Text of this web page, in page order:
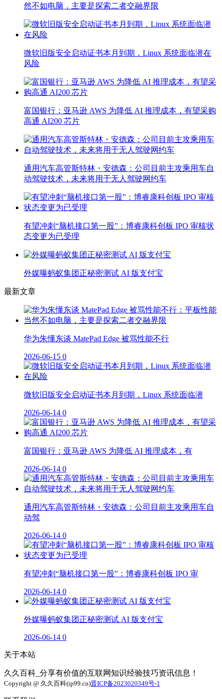
然不如电脑，主要是探索二者交融界限
微软旧版安全启动证书本月到期，Linux 系统面临潜在
风险
富国银行：亚马逊 AWS 为降低 AI 推理成本，有望采购
高通 AI200 芯片
通用汽车高管斯特林・安德森：公司目前主攻乘用车自
动驾驶技术，未来将用于无人驾驶网约车
有望冲刺“脑机接口第一股”：博睿康科创板 IPO 审核状
态变更为已受理
外媒曝蚂蚁集团正秘密测试 AI 版支付宝
最新文章
华为朱懂东谈 MatePad Edge 被骂性能不行
2026-06-15 0
微软旧版安全启动证书本月到期，Linux 系统面临潜
2026-06-14 0
富国银行：亚马逊 AWS 为降低 AI 推理成本，有
2026-06-14 0
通用汽车高管斯特林・安德森：公司目前主攻乘用车自
动驾
2026-06-14 0
有望冲刺“脑机接口第一股”：博睿康科创板 IPO 审
2026-06-14 0
外媒曝蚂蚁集团正秘密测试 AI 版支付宝
2026-06-14 0
关于本站
久久百科_分享有价值的互联网知识经验技巧资讯信息！
Copyright @ 久久百科(ip99.cn)晋ICP备2023020349号-1